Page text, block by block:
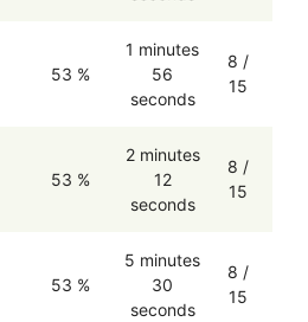
53 %
1 minutes
56
seconds
8 /
15
53 %
2 minutes
12
seconds
8 /
15
53 %
5 minutes
30
seconds
8 /
15